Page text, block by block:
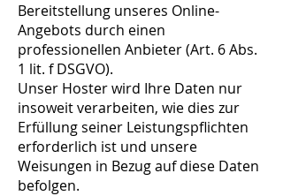
Bereitstellung unseres Online-
Angebots durch einen
professionellen Anbieter (Art. 6 Abs.
1 lit. f DSGVO).
Unser Hoster wird Ihre Daten nur
insoweit verarbeiten, wie dies zur
Erfüllung seiner Leistungspflichten
erforderlich ist und unsere
Weisungen in Bezug auf diese Daten
befolgen.